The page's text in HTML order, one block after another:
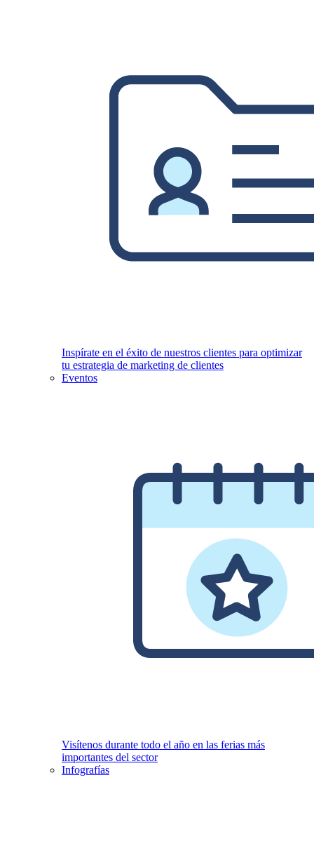
Inspírate en el éxito de nuestros clientes para optimizar
tu estrategia de marketing de clientes
Eventos
Visítenos durante todo el año en las ferias más
importantes del sector
Infografías